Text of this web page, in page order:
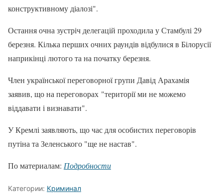
конструктивному діалозі".
Остання очна зустріч делегацій проходила у Стамбулі 29
березня. Кілька перших очних раундів відбулися в Білорусії
наприкінці лютого та на початку березня.
Член української переговорної групи Давід Арахамія
заявив, що на переговорах "території ми не можемо
віддавати і визнавати".
У Кремлі заявляють, що час для особистих переговорів
путіна та Зеленського "ще не настав".
По материалам: Подробности
Категории: Криминал